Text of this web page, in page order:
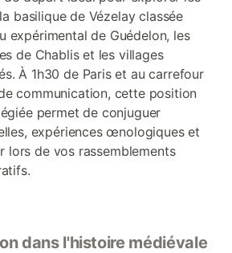
basilique de Vézelay classée
expérimental de Guédelon, les
de Chablis et les villages
À 1h30 de Paris et au carrefour
communication, cette position
permet de conjuguer
expériences œnologiques et
lors de vos rassemblements
dans l'histoire médiévale